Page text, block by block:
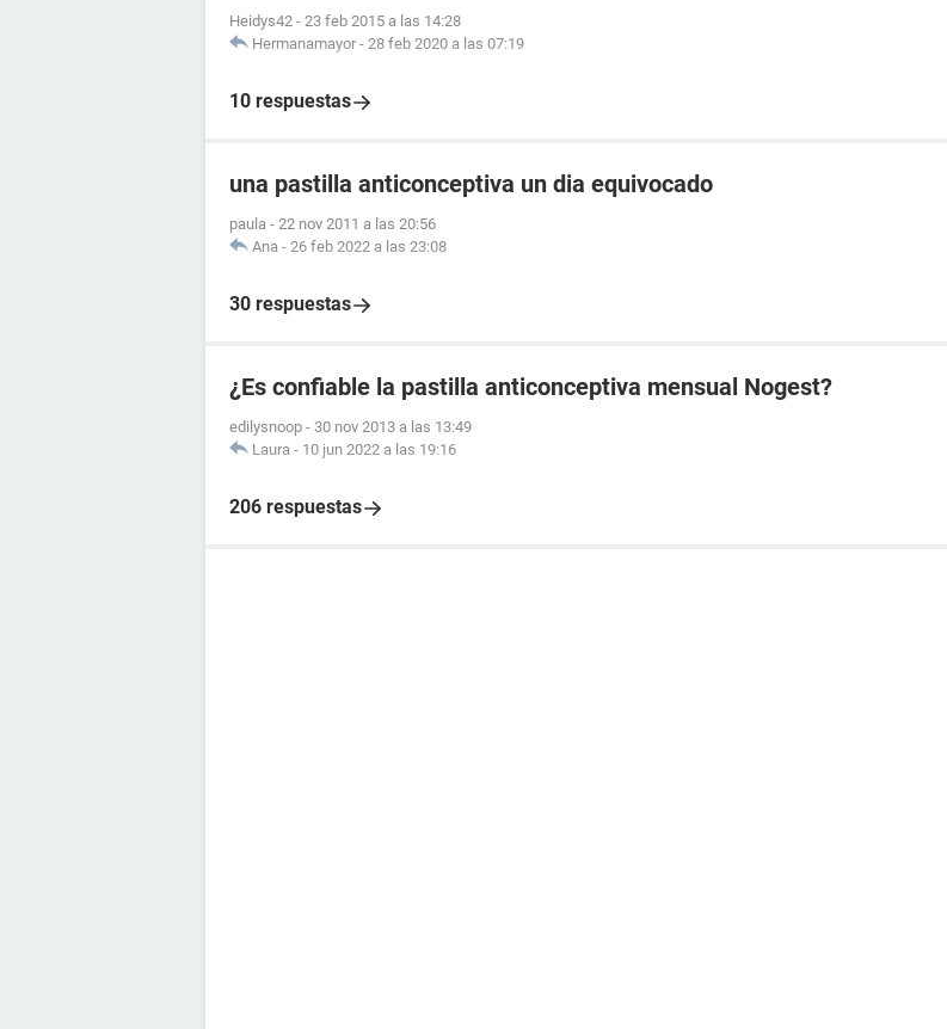
Heidys42 - 23 feb 2015 a las 14:28
Hermanamayor - 28 feb 2020 a las 07:19
10 respuestas
una pastilla anticonceptiva un dia equivocado
paula - 22 nov 2011 a las 20:56
Ana - 26 feb 2022 a las 23:08
30 respuestas
¿Es confiable la pastilla anticonceptiva mensual Nogest?
edilysnoop - 30 nov 2013 a las 13:49
Laura - 10 jun 2022 a las 19:16
206 respuestas